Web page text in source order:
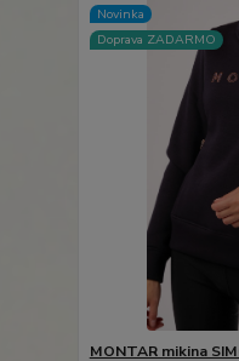
Novinka
Doprava ZADARMO
MONTAR mikina